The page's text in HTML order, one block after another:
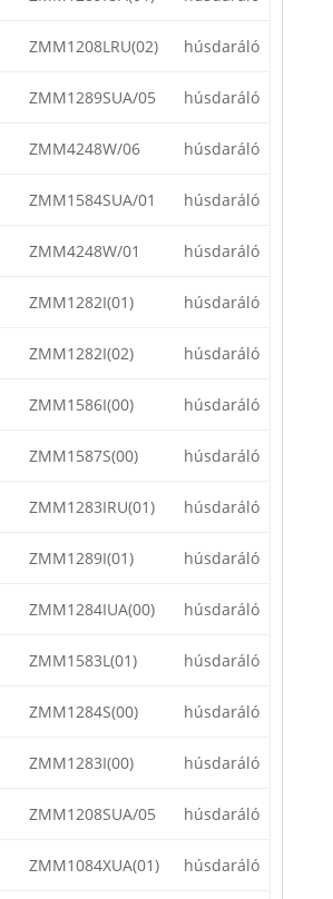
ZMM1208LRU(02) húsdaráló
ZMM1289SUA/05 húsdaráló
ZMM4248W/06 húsdaráló
ZMM1584SUA/01 húsdaráló
ZMM4248W/01 húsdaráló
ZMM1282I(01) húsdaráló
ZMM1282I(02) húsdaráló
ZMM1586I(00) húsdaráló
ZMM1587S(00) húsdaráló
ZMM1283IRU(01) húsdaráló
ZMM1289I(01) húsdaráló
ZMM1284IUA(00) húsdaráló
ZMM1583L(01) húsdaráló
ZMM1284S(00) húsdaráló
ZMM1283I(00) húsdaráló
ZMM1208SUA/05 húsdaráló
ZMM1084XUA(01) húsdaráló